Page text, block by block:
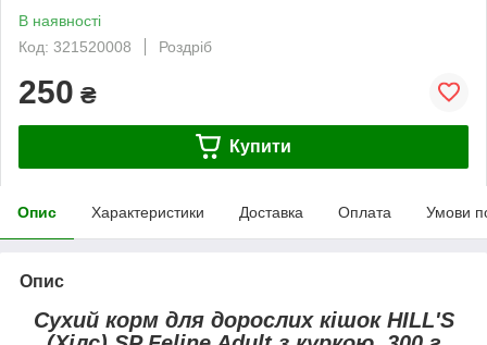
В наявності
Код: 321520008
Роздріб
250 ₴
Купити
Опис Характеристики Доставка Оплата Умови
Опис
Сухий корм для дорослих кішок HILL'S